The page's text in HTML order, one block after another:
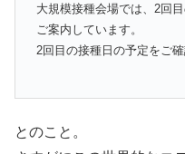
大規模接種会場では、2回
ご案内しています。
2回目の接種日の予定をご
とのこと。